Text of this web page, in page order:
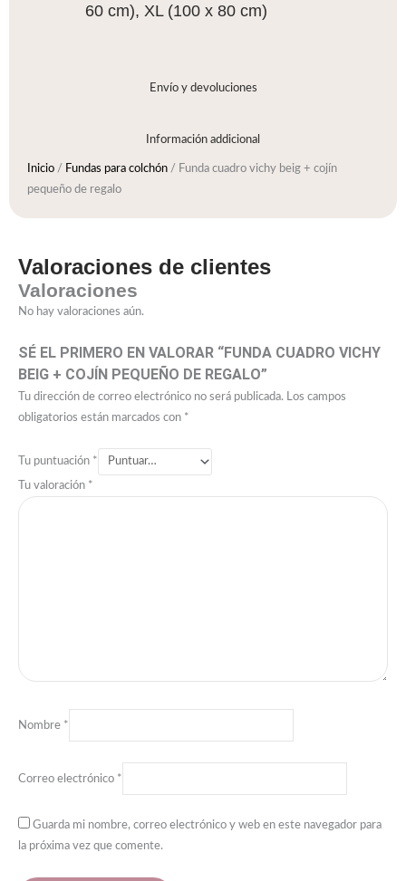
Envío y devoluciones
Información addicional
60 cm), XL (100 x 80 cm)
Inicio / Fundas para colchón / Funda cuadro vichy beig + cojín
pequeño de regalo
Valoraciones de clientes
Valoraciones
No hay valoraciones aún.
SÉ EL PRIMERO EN VALORAR “FUNDA CUADRO VICHY
BEIG + COJÍN PEQUEÑO DE REGALO”
Tu dirección de correo electrónico no será publicada.
Los campos
obligatorios están marcados con *
Tu puntuación *
Tu valoración *
Nombre *
Correo electrónico *
Guarda mi nombre, correo electrónico y web en este navegador para
la próxima vez que comente.